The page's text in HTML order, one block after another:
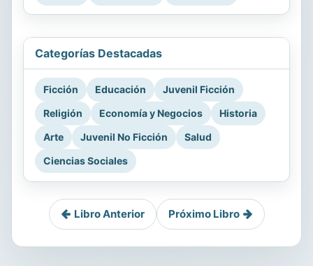
Categorías Destacadas
Ficción Educación
Juvenil Ficción
Religión
Economía y Negocios
Historia
Arte
Juvenil No Ficción
Salud
Ciencias Sociales
Libro Anterior Próximo Libro